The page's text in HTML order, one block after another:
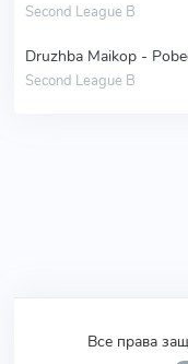
Second League B
Druzhba Maikop -
Second League B
Все права